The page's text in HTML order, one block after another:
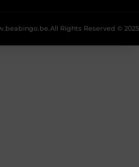
All Rights Reserved © 2025